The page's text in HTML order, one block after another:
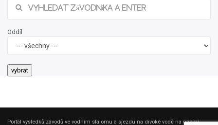
Oddíl
Portál výsledků závodů ve vodním slalomu a sjezdu na divoké vodě na území